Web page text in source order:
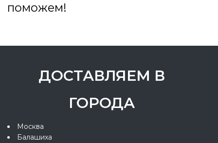
поможем!
ДОСТАВЛЯЕМ В
ГОРОДА
Москва
Балашиха